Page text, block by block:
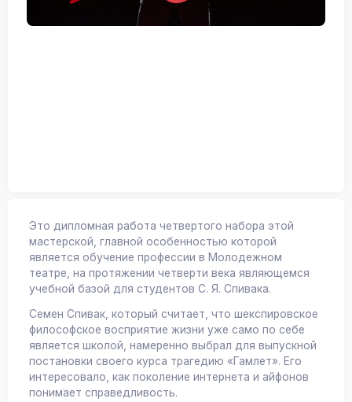
Это дипломная работа четвертого набора этой
мастерской, главной особенностью которой
является обучение профессии в Молодежном
театре, на протяжении четверти века являющемся
учебной базой для студентов С. Я. Спивака.
Семен Спивак, который считает, что шекспировское
философское восприятие жизни уже само по себе
является школой, намеренно выбрал для выпускной
постановки своего курса трагедию «Гамлет». Его
интересовало, как поколение интернета и айфонов
понимает справедливость.